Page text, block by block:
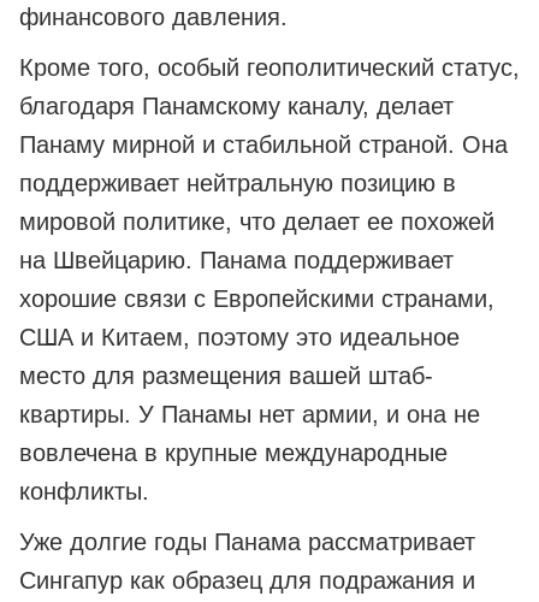
финансового давления.
Кроме того, особый геополитический статус,
благодаря Панамскому каналу, делает
Панаму мирной и стабильной страной. Она
поддерживает нейтральную позицию в
мировой политике, что делает ее похожей
на Швейцарию. Панама поддерживает
хорошие связи с Европейскими странами,
США и Китаем, поэтому это идеальное
место для размещения вашей штаб-
квартиры. У Панамы нет армии, и она не
вовлечена в крупные международные
конфликты.
Уже долгие годы Панама рассматривает
Сингапур как образец для подражания и